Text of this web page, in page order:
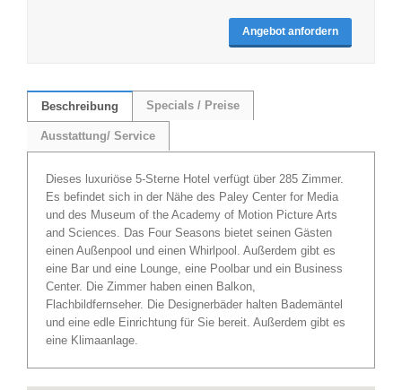
Angebot anfordern
Beschreibung Specials / Preise
Ausstattung/ Service
Dieses luxuriöse 5-Sterne Hotel verfügt über 285 Zimmer.
Es befindet sich in der Nähe des Paley Center for Media
und des Museum of the Academy of Motion Picture Arts
and Sciences. Das Four Seasons bietet seinen Gästen
einen Außenpool und einen Whirlpool. Außerdem gibt es
eine Bar und eine Lounge, eine Poolbar und ein Business
Center. Die Zimmer haben einen Balkon,
Flachbildfernseher. Die Designerbäder halten Bademäntel
und eine edle Einrichtung für Sie bereit. Außerdem gibt es
eine Klimaanlage.